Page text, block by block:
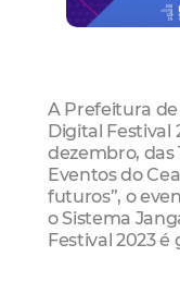
A Prefeitura
Digital Festival
dezembro, das
Eventos do
futuros”, o
o Sistema
Festival 2023